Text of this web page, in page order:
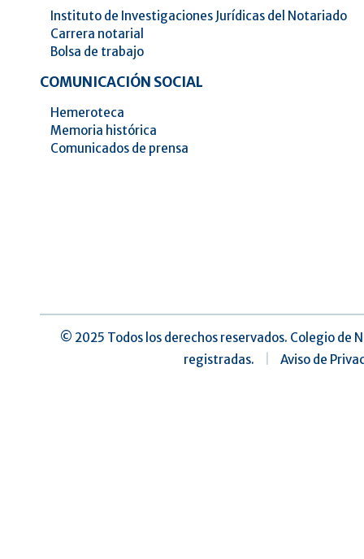
Instituto de Investigaciones Jurídicas del Notariado
Carrera notarial
Bolsa de trabajo
COMUNICACIÓN SOCIAL
Hemeroteca
Memoria histórica
Comunicados de prensa
©️ 2025 Todos los derechos reservados. Colegio
registradas.
Aviso de